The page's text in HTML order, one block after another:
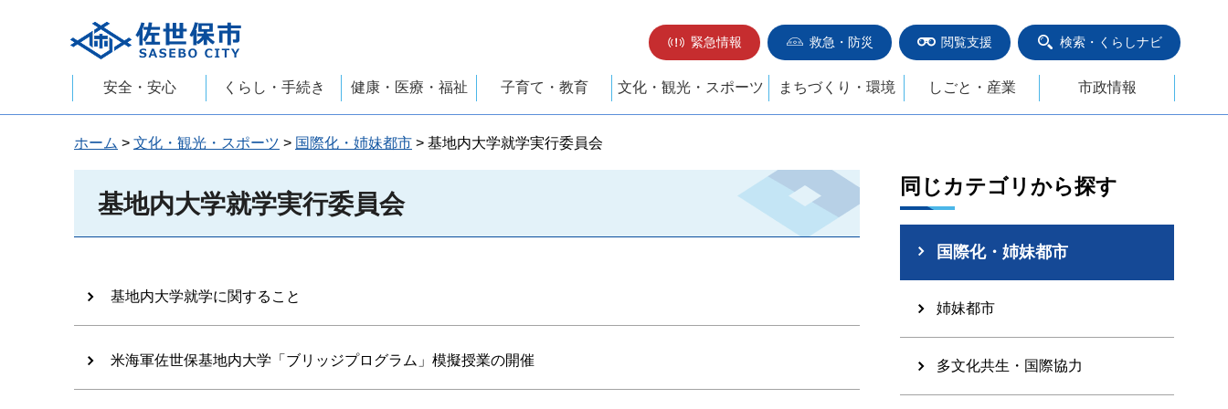
佐世保市
緊急情報
救急・防災 閲覧支援 検索・くらしナビ
安全・安心 くらし・手続き 健康・医療・福祉 子育て・教育 文化・観光・スポーツ まちづくり・環境 しごと・産業 市政情報
ホーム > 文化・観光・スポーツ > 国際化・姉妹都市 > 基地内大学就学実行委員会
基地内大学就学実行委員会
基地内大学就学に関すること
米海軍佐世保基地内大学「ブリッジプログラム」模擬授業の開催
同じカテゴリから探す
国際化・姉妹都市
姉妹都市
多文化共生・国際協力